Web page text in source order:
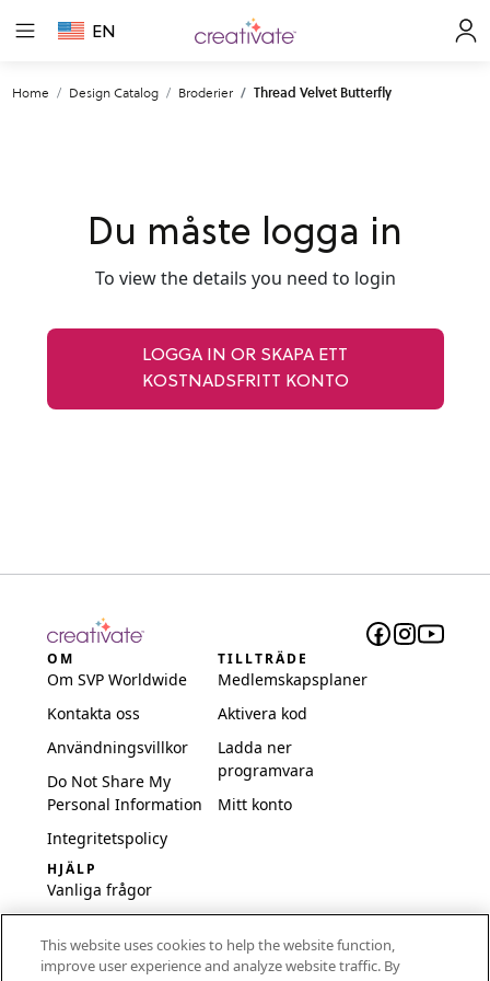
EN
Home Design Catalog Broderier Thread Velvet Butterfly
Du måste logga in
To view the details you need to login
LOGGA IN OR SKAPA ETT
KOSTNADSFRITT KONTO
OM
Om SVP Worldwide
Kontakta oss
Användningsvillkor
Do Not Share My
Personal Information
Integritetspolicy
TILLTRÄDE
Medlemskapsplaner
Aktivera kod
Ladda ner
programvara
Mitt konto
HJÄLP
Vanliga frågor
inställningar
This website uses cookies to help the website function,
improve user experience and analyze website traffic. By